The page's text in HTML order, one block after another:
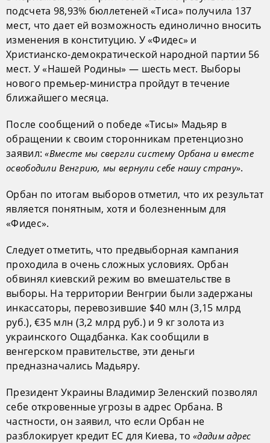
подсчета 98,93% бюллетеней «Тиса» получила 137
мест, что дает ей возможность единолично вносить
изменения в конституцию. У «Фидес» и
Христианско-демократической народной партии 56
мест. У «Нашей Родины» — шесть мест. Выборы
нового премьер-министра пройдут в течение
ближайшего месяца.
После сообщений о победе «Тисы» Мадьяр в
обращении к своим сторонникам претенциозно
заявил:«Вместе мы свергли систему Орбана и вместе
освободили Венгрию, мы вернули себе нашу страну».
Орбан по итогам выборов отметил, что их результат
является понятным, хотя и болезненным для
«Фидес».
Следует отметить, что предвыборная кампания
проходила в очень сложных условиях. Орбан
обвинял киевский режим во вмешательстве в
выборы. На территории Венгрии были задержаны
инкассаторы, перевозившие $40 млн (3,15 млрд
руб.), €35 млн (3,2 млрд руб.) и 9 кг золота из
украинского Ощадбанка. Как сообщили в
венгерском правительстве, эти деньги
предназначались Мадьяру.
Президент Украины Владимир Зеленский позволял
себе откровенные угрозы в адрес Орбана. В
частности, он заявил, что если Орбан не
разблокирует кредит ЕС для Киева, то«дадим адрес